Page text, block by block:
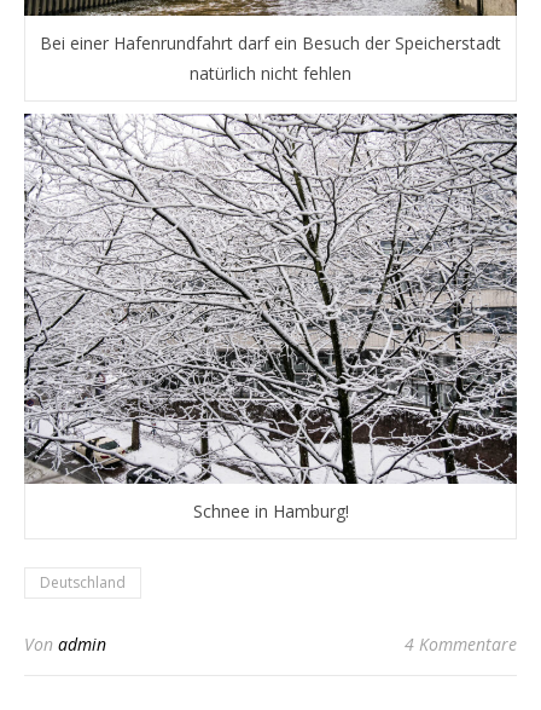
Bei einer Hafenrundfahrt darf ein Besuch der Speicherstadt
natürlich nicht fehlen
Schnee in Hamburg!
Deutschland
Von admin 4 Kommentare